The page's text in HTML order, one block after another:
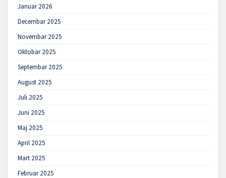
Januar 2026
Decembar 2025
Novembar 2025
Oktobar 2025
Septembar 2025
August 2025
Juli 2025
Juni 2025
Maj 2025
April 2025
Mart 2025
Februar 2025